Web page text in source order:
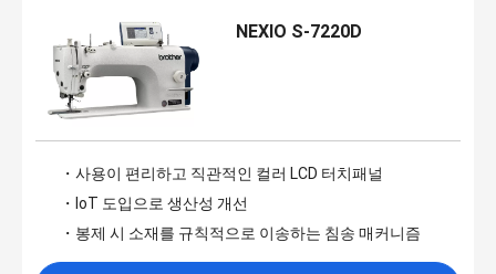
NEXIO S-7220D
・사용이 편리하고 직관적인 컬러 LCD 터치패널
・IoT 도입으로 생산성 개선
・봉제 시 소재를 규칙적으로 이송하는 침송 매커니즘